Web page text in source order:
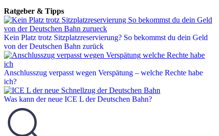
Ratgeber & Tipps
Kein Platz trotz Sitzplatzreservierung? So bekommst du dein Geld
von der Deutschen Bahn zurück
Anschlusszug verpasst wegen Verspätung – welche Rechte habe
ich?
Was kann der neue ICE L der Deutschen Bahn?